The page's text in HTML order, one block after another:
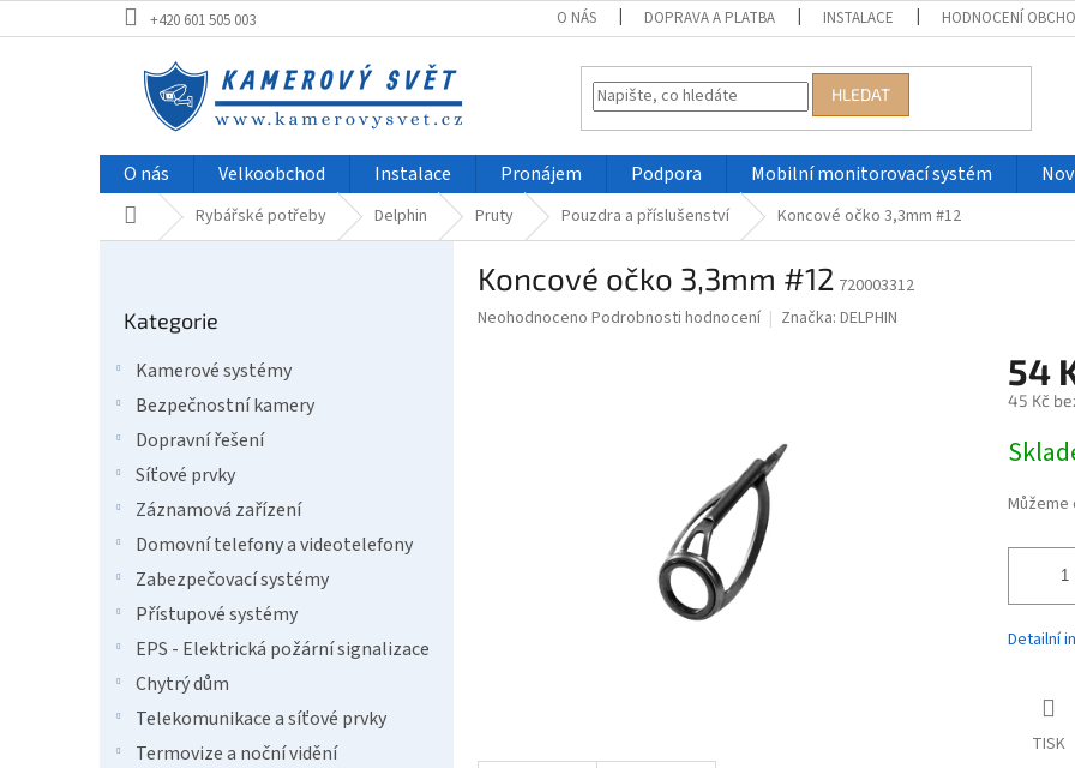
na
+420 601 505 003 O NÁS DOPRAVA A PLATBA INSTALACE HODNOCENÍ
HLEDAT
O nás Velkoobchod Instalace Pronájem Podpora Mobilní monitorovací systém
Domů Rybářské potřeby Delphin Pruty Pouzdra a příslušenství Koncové očko 3,3mm #12
kategorie
Kategorie
Kamerové systémy
Bezpečnostní kamery
Dopravní řešení
Síťové prvky
Záznamová zařízení
Domovní telefony a videotelefony
Zabezpečovací systémy
Přístupové systémy
EPS - Elektrická požární signalizace
Chytrý dům
Telekomunikace a síťové prvky
Termovize a noční vidění
Koncové očko 3,3mm #12 720003312
Průměrné
Neohodnoceno Podrobnosti hodnocení Značka: DELPHIN
54
45 Kč
cena:
Můžeme
Detailní
TISK